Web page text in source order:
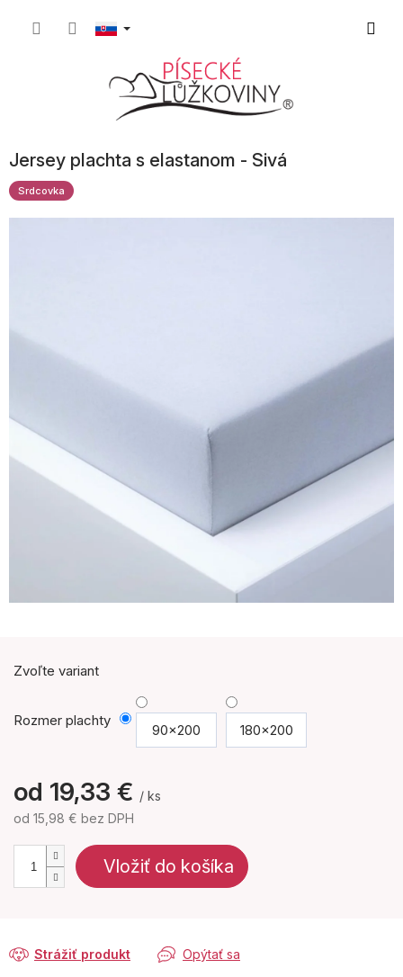
Jersey plachta s elastanom - Sivá
Srdcovka
Zvoľte variant
Rozmer plachty
90x200 180x200
od 19,33 € / ks
od 15,98 € bez DPH
Vložiť do košíka
Opýtať sa
Strážiť produkt